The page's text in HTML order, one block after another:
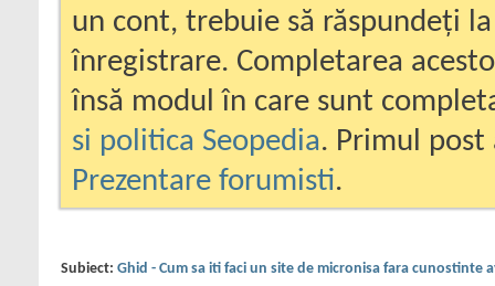
un cont, trebuie să răspundeți
înregistrare. Completarea
însă modul în care sunt
si politica Seopedia. Primul
Prezentare forumisti.
Subiect: Ghid - Cum sa iti faci un site de micronisa fara cunostinte